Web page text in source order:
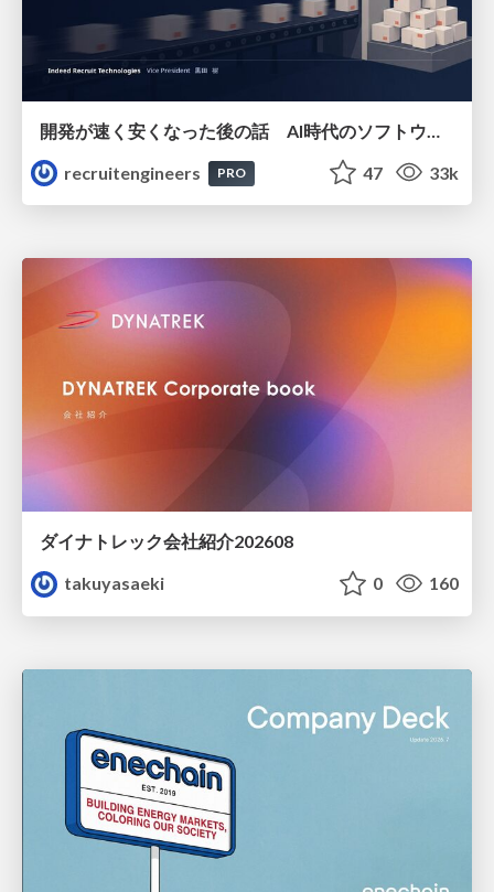
recruitengineers
PRO 47 33k
ダイナトレック会社紹介202608
takuyasaeki
0 160